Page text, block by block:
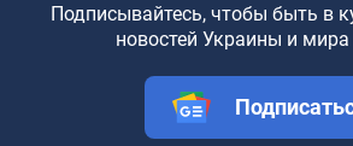
Подписывайтесь, чтобы быть в
новостей Украины и мира